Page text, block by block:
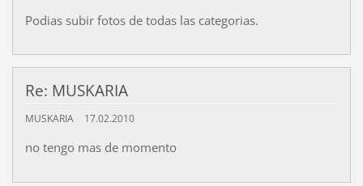
Podias subir fotos de todas las categorias.
Re: MUSKARIA
MUSKARIA 17.02.2010
no tengo mas de momento